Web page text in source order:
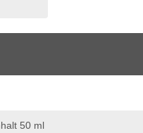
50 ml